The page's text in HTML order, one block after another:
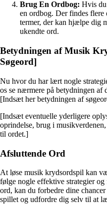
Brug En Ordbog: Hvis
en ordbog. Der findes flere
termer, der kan hjælpe dig
ukendte ord.
Betydningen af Musik
Søgeord]
Nu hvor du har lært nogle
os se nærmere på betydningen af
[Indsæt her betydningen af
[Indsæt eventuelle yderligere
oprindelse, brug i
til ordet.]
Afsluttende Ord
At løse musik krydsordspil kan
følge nogle effektive strategier
ord, kan du forbedre dine
spillet og udfordre dig selv til at